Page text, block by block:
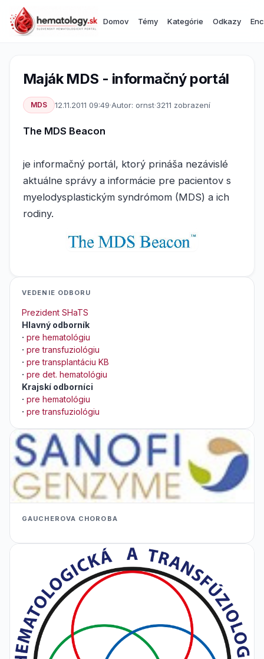
Domov Témy Kategórie Odkazy
Maják MDS - informačný portál
MDS 12.11.2011 09:49·Autor: ornst·3211 zobrazení
The MDS Beacon
je informačný portál, ktorý prináša nezávislé
aktuálne správy a informácie pre pacientov s
myelodysplastickým syndrómom (MDS) a ich
rodiny.
VEDENIE ODBORU
Prezident SHaTS
Hlavný odborník
· pre hematológiu
· pre transfuziológiu
· pre transplantáciu KB
· pre det. hematológiu
Krajskí odborníci
· pre hematológiu
· pre transfuziológiu
GAUCHEROVA CHOROBA